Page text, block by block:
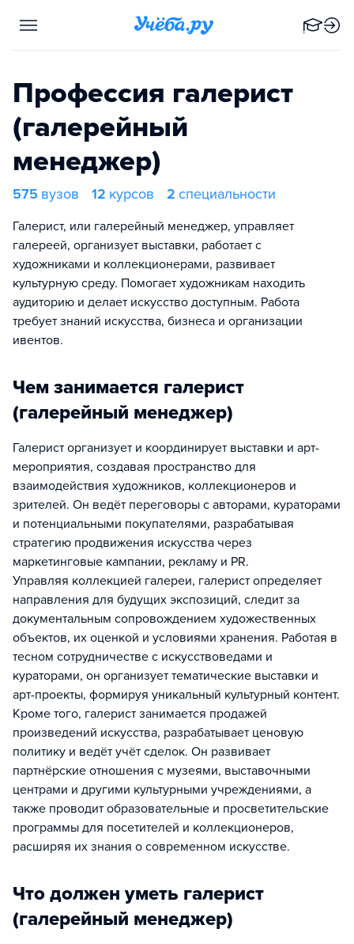
Профессия галерист
(галерейный
менеджер)
575 вузов 12 курсов 2 специальности
Галерист, или галерейный менеджер, управляет
галереей, организует выставки, работает с
художниками и коллекционерами, развивает
культурную среду. Помогает художникам находить
аудиторию и делает искусство доступным. Работа
требует знаний искусства, бизнеса и организации
ивентов.
Чем занимается галерист
(галерейный менеджер)
Галерист организует и координирует выставки и арт-
мероприятия, создавая пространство для
взаимодействия художников, коллекционеров и
зрителей. Он ведёт переговоры с авторами, кураторами
и потенциальными покупателями, разрабатывая
стратегию продвижения искусства через
маркетинговые кампании, рекламу и PR.
Управляя коллекцией галереи, галерист определяет
направления для будущих экспозиций, следит за
документальным сопровождением художественных
объектов, их оценкой и условиями хранения. Работая в
тесном сотрудничестве с искусствоведами и
кураторами, он организует тематические выставки и
арт-проекты, формируя уникальный культурный контент.
Кроме того, галерист занимается продажей
произведений искусства, разрабатывает ценовую
политику и ведёт учёт сделок. Он развивает
партнёрские отношения с музеями, выставочными
центрами и другими культурными учреждениями, а
также проводит образовательные и просветительские
программы для посетителей и коллекционеров,
расширяя их знания о современном искусстве.
Что должен уметь галерист
(галерейный менеджер)